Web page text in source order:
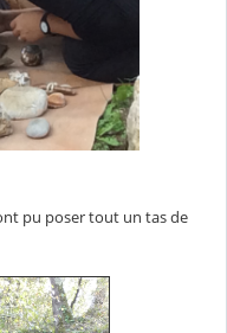
pu poser tout un tas de